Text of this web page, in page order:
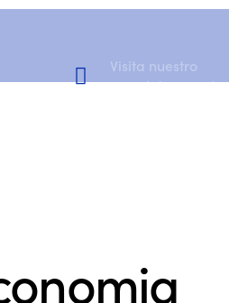
Visita nuestro
Canal de YouTube